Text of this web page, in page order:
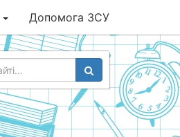
Допомога ЗСУ